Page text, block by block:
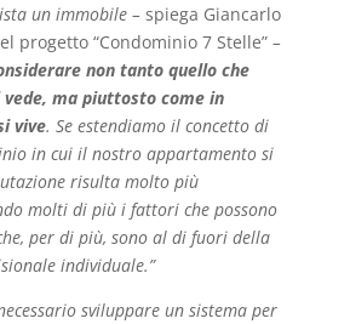
un immobile – spiega Giancarlo
progetto “Condominio 7 Stelle” –
non tanto quello che
vede, ma piuttosto come in
vive. Se estendiamo il concetto di
in cui il nostro appartamento si
risulta molto più
molti di più i fattori che possono
per di più, sono al di fuori della
individuale.”
sviluppare un sistema per